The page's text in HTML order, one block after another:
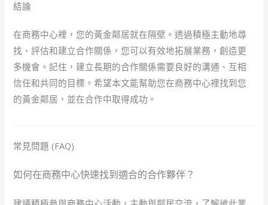
結論
在商務中心裡，您的黃金鄰居就在隔壁。透過積極主動地尋
找、評估和建立合作關係，您可以有效地拓展業務，創造更
多機會。記住，建立長期的合作關係需要良好的溝通、互相
信任和共同的目標。希望本文能幫助您在商務中心裡找到您
的黃金鄰居，並在合作中取得成功。
常見問題 (FAQ)
如何在商務中心快速找到適合的合作夥伴？